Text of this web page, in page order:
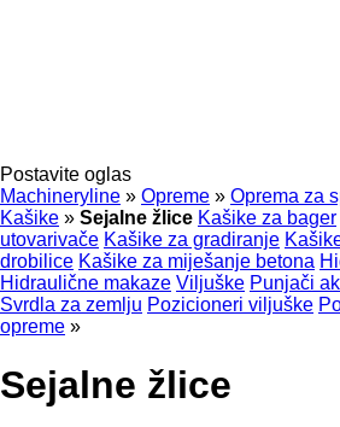
Postavite oglas
Machineryline » Opreme » Oprema za
Kašike » Sejalne žlice Kašike za bager
utovarivače Kašike za gradiranje
drobilice Kašike za miješanje betona
Hidraulične makaze Viljuške Punjači
Svrdla za zemlju Pozicioneri viljuške
opreme »
Sejalne žlice